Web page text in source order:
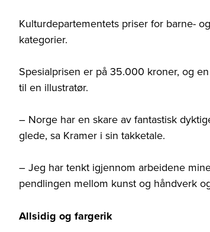
Kulturdepartementets priser for barne-
kategorier.
Spesialprisen er på 35.000 kroner, og
til en illustratør.
– Norge har en skare av fantastisk
glede, sa Kramer i sin takketale.
– Jeg har tenkt igjennom arbeidene
pendlingen mellom kunst og håndverk
Allsidig og fargerik